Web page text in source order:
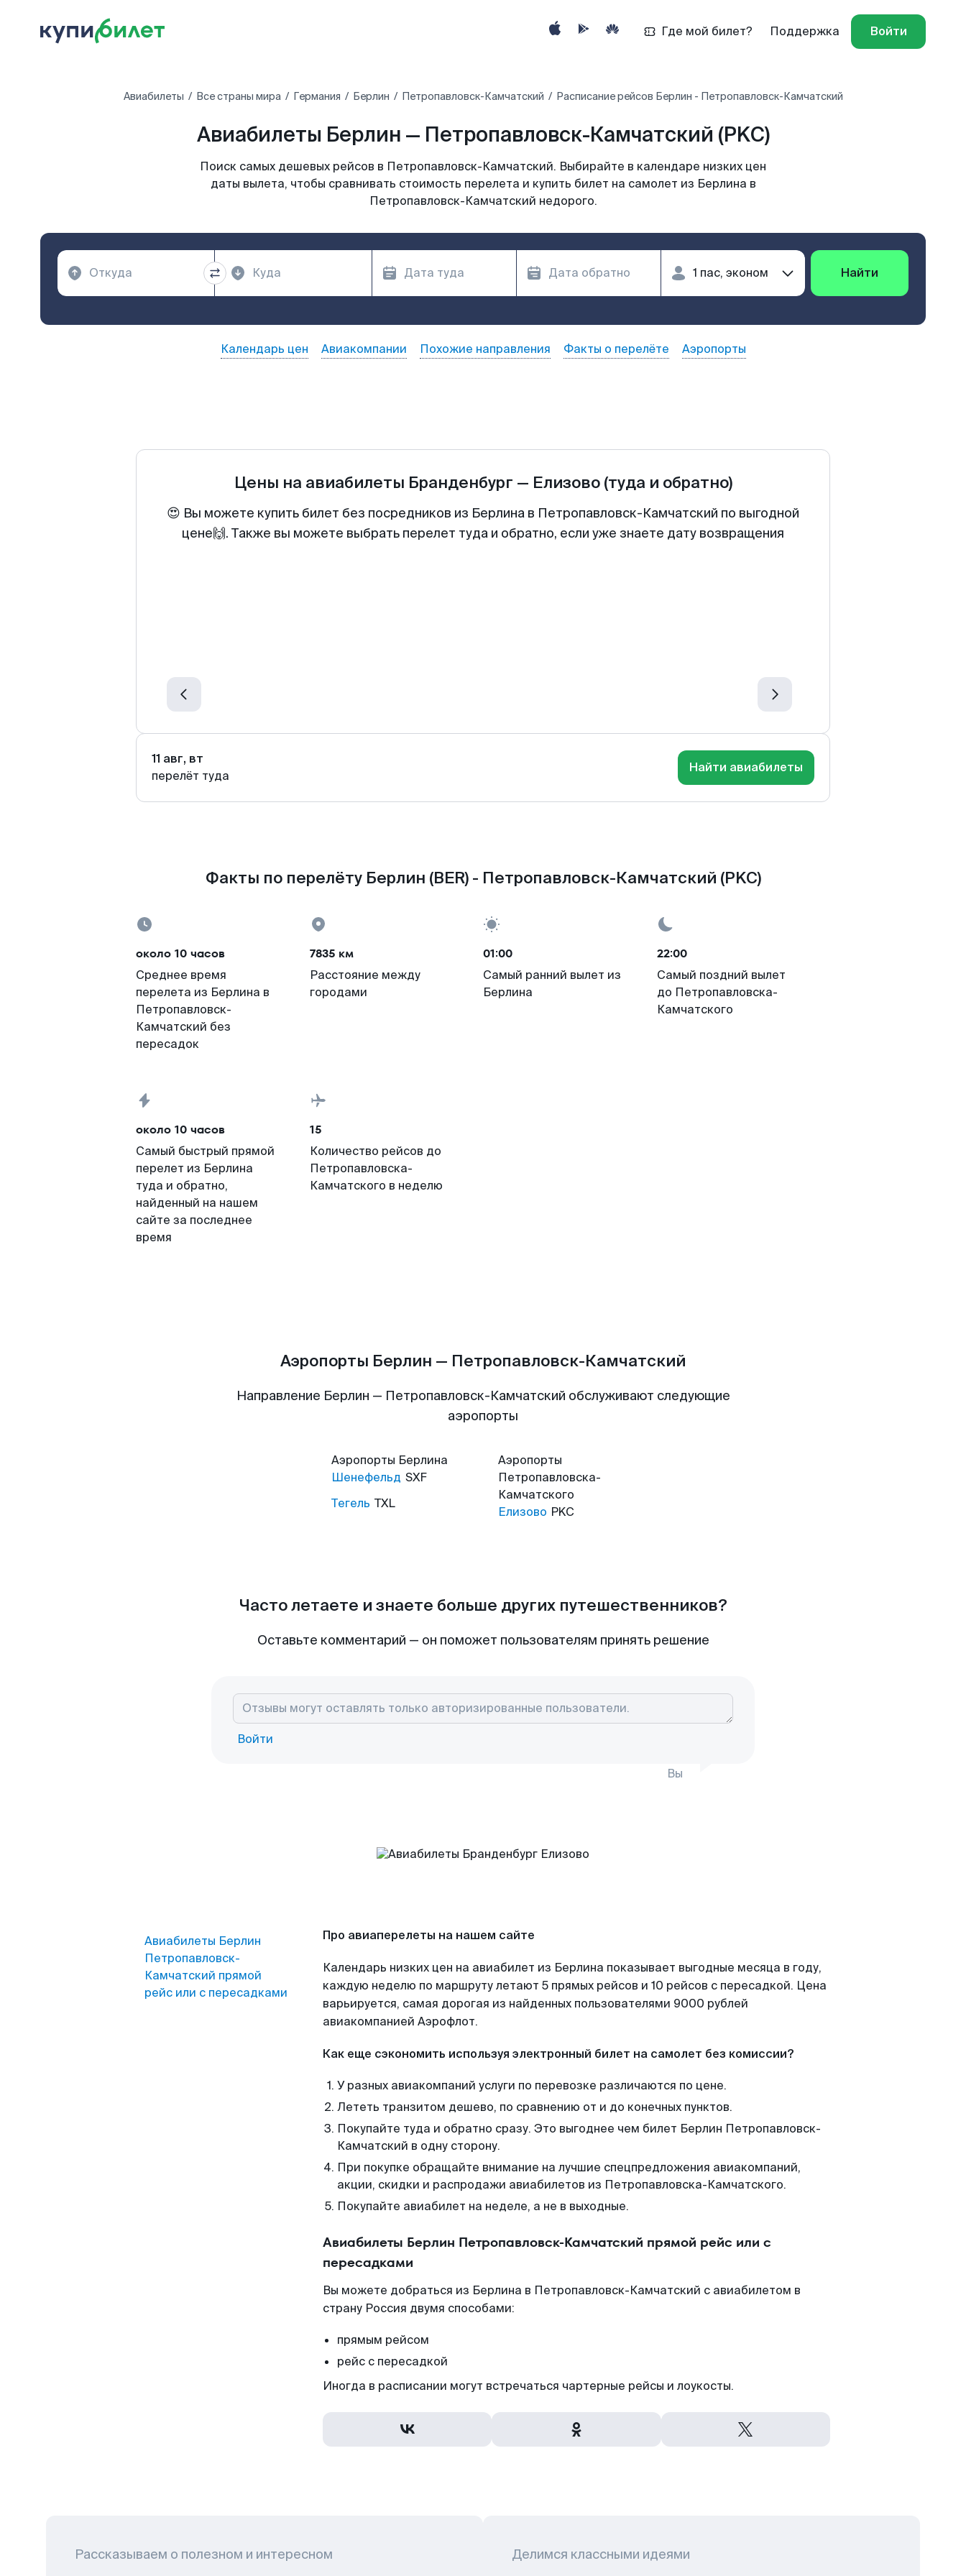
Где мой билет? Поддержка Войти
Авиабилеты Все страны мира Германия Берлин Петропавловск-Камчатский Расписание рейсов Берлин - Петропавловск-Камчатский
Авиабилеты Берлин — Петропавловск-Камчатский (PKC)
Поиск самых дешевых рейсов в Петропавловск-Камчатский. Выбирайте в календаре низких цен
даты вылета, чтобы сравнивать стоимость перелета и купить билет на самолет из Берлина в
Петропавловск-Камчатский недорого.
Найти
Календарь цен Авиакомпании Похожие направления Факты о перелёте Аэропорты
Цены на авиабилеты Бранденбург — Елизово (туда и обратно)
😍 Вы можете купить билет без посредников из Берлина в Петропавловск-Камчатский по выгодной
цене🙌. Также вы можете выбрать перелет туда и обратно, если уже знаете дату возвращения
11 авг, вт
перелёт туда
Найти авиабилеты
Факты по перелёту Берлин (BER) - Петропавловск-Камчатский (PKC)
около 10 часов
Среднее время
перелета из Берлина в
Петропавловск-
Камчатский без
пересадок
7835 км
Расстояние между
городами
01:00
Самый ранний вылет из
Берлина
22:00
Самый поздний вылет
до Петропавловска-
Камчатского
около 10 часов
Самый быстрый прямой
перелет из Берлина
туда и обратно,
найденный на нашем
сайте за последнее
время
15
Количество рейсов до
Петропавловска-
Камчатского в неделю
Аэропорты Берлин — Петропавловск-Камчатский
Направление Берлин — Петропавловск-Камчатский обслуживают следующие
аэропорты
Аэропорты Берлина
Шенефельд SXF
Тегель TXL
Аэропорты
Петропавловска-
Камчатского
Елизово PKC
Часто летаете и знаете больше других путешественников?
Оставьте комментарий — он поможет пользователям принять решение
Войти
Вы
Авиабилеты Берлин
Петропавловск-
Камчатский прямой
рейс или с пересадками
Про авиаперелеты на нашем сайте
Календарь низких цен на авиабилет из Берлина показывает выгодные месяца в году,
каждую неделю по маршруту летают 5 прямых рейсов и 10 рейсов с пересадкой. Цена
варьируется, самая дорогая из найденных пользователями 9000 рублей
авиакомпанией Аэрофлот.
Как еще сэкономить используя электронный билет на самолет без комиссии?
У разных авиакомпаний услуги по перевозке различаются по цене.
Лететь транзитом дешево, по сравнению от и до конечных пунктов.
Покупайте туда и обратно сразу. Это выгоднее чем билет Берлин Петропавловск-
Камчатский в одну сторону.
При покупке обращайте внимание на лучшие спецпредложения авиакомпаний,
акции, скидки и распродажи авиабилетов из Петропавловска-Камчатского.
Покупайте авиабилет на неделе, а не в выходные.
Авиабилеты Берлин Петропавловск-Камчатский прямой рейс или с
пересадками
Вы можете добраться из Берлина в Петропавловск-Камчатский с авиабилетом в
страну Россия двумя способами:
прямым рейсом
рейс с пересадкой
Иногда в расписании могут встречаться чартерные рейсы и лоукосты.
Рассказываем о полезном и интересном Делимся классными идеями